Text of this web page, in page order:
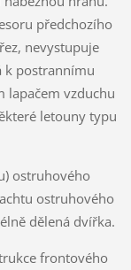
předchozího
nevystupuje
k postrannímu
lapačem vzduchu
letouny typu
ostruhového
ostruhového
dělená dvířka.
frontového